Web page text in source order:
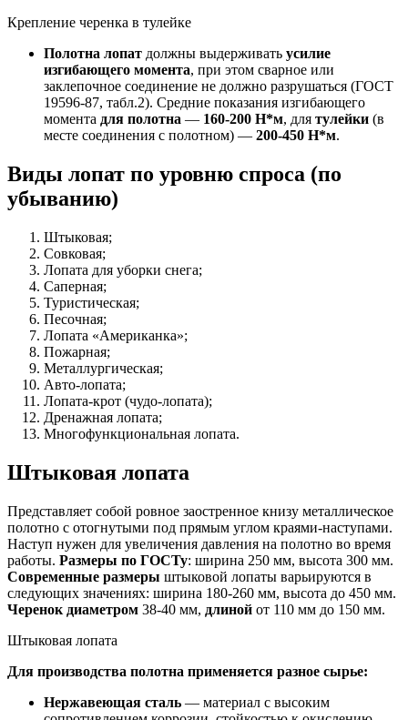
Крепление черенка в тулейке
Полотна лопат должны выдерживать усилие
изгибающего момента, при этом сварное или
заклепочное соединение не должно разрушаться (ГОСТ
19596-87, табл.2). Средние показания изгибающего
момента для полотна — 160-200 Н*м, для тулейки (в
месте соединения с полотном) — 200-450 Н*м.
Виды лопат по уровню спроса (по
убыванию)
Штыковая;
Совковая;
Лопата для уборки снега;
Саперная;
Туристическая;
Песочная;
Лопата «Американка»;
Пожарная;
Металлургическая;
Авто-лопата;
Лопата-крот (чудо-лопата);
Дренажная лопата;
Многофункциональная лопата.
Штыковая лопата
Представляет собой ровное заостренное книзу металлическое
полотно с отогнутыми под прямым углом краями-наступами.
Наступ нужен для увеличения давления на полотно во время
работы. Размеры по ГОСТу: ширина 250 мм, высота 300 мм.
Современные размеры штыковой лопаты варьируются в
следующих значениях: ширина 180-260 мм, высота до 450 мм.
Черенок диаметром 38-40 мм, длиной от 110 мм до 150 мм.
Штыковая лопата
Для производства полотна применяется разное сырье:
Нержавеющая сталь — материал с высоким